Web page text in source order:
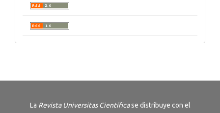
La Revista Universitas Científicase distribuye con el